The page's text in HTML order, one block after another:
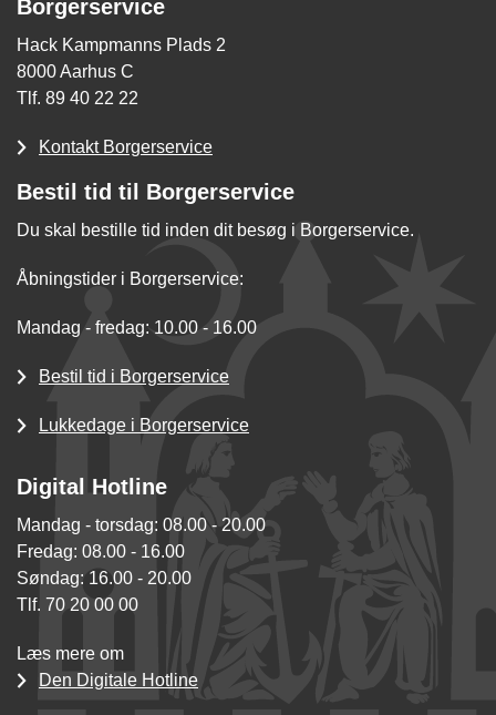
Borgerservice
Hack Kampmanns Plads 2
8000 Aarhus C
Tlf. 89 40 22 22
Kontakt Borgerservice
Bestil tid til Borgerservice
Du skal bestille tid inden dit besøg i Borgerservice.
Åbningstider i Borgerservice:
Mandag - fredag: 10.00 - 16.00
Bestil tid i Borgerservice
Lukkedage i Borgerservice
Digital Hotline
Mandag - torsdag: 08.00 - 20.00
Fredag: 08.00 - 16.00
Søndag: 16.00 - 20.00
Tlf. 70 20 00 00
Læs mere om
Den Digitale Hotline